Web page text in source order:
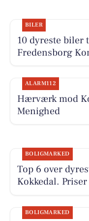
BILER
10 dyreste
Fredensborg
ALARM112
Hærværk mod
Menighed
BOLIGMARKED
Top 6 over
Kokkedal.
BOLIGMARKED